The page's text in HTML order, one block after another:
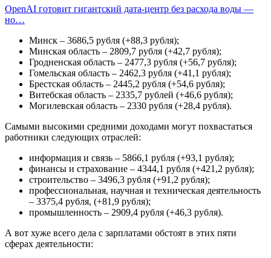
OpenAI готовит гигантский дата-центр без расхода воды —
но…
Минск – 3686,5 рубля (+88,3 рубля);
Минская область – 2809,7 рубля (+42,7 рубля);
Гродненская область – 2477,3 рубля (+56,7 рубля);
Гомельская область – 2462,3 рубля (+41,1 рубля);
Брестская область – 2445,2 рубля (+54,6 рубля);
Витебская область – 2335,7 рублей (+46,6 рубля);
Могилевская область – 2330 рубля (+28,4 рубля).
Самыми высокими средними доходами могут похвастаться
работники следующих отраслей:
информация и связь – 5866,1 рубля (+93,1 рубля);
финансы и страхование – 4344,1 рубля (+421,2 рубля);
строительство – 3496,3 рубля (+91,2 рубля);
профессиональная, научная и техническая деятельность
– 3375,4 рубля, (+81,9 рубля);
промышленность – 2909,4 рубля (+46,3 рубля).
А вот хуже всего дела с зарплатами обстоят в этих пяти
сферах деятельности: